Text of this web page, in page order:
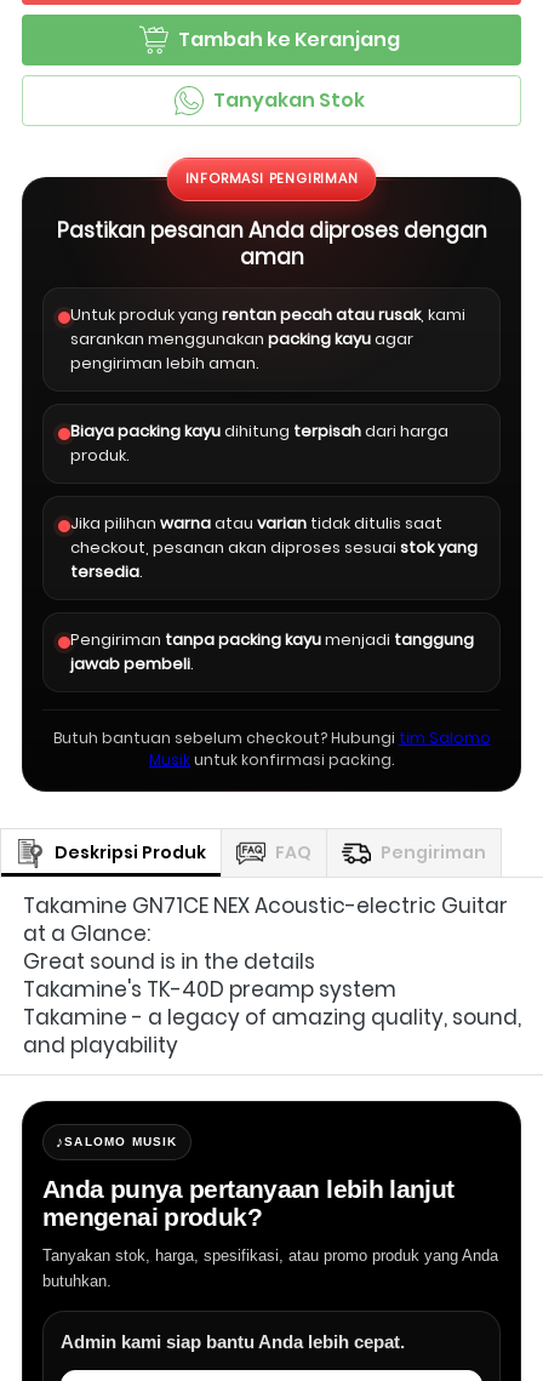
` Tambah ke Keranjang
` Tanyakan Stok
INFORMASI PENGIRIMAN
Pastikan pesanan Anda diproses dengan
aman
Untuk produk yang rentan pecah atau rusak, kami
sarankan menggunakan packing kayuagar
pengiriman lebih aman.
Biaya packing kayudihitung terpisahdari harga
produk.
Jika pilihan warnaatau varian tidak ditulis saat
checkout, pesanan akan diproses sesuai stok yang
tersedia.
Pengiriman tanpa packing kayumenjadi tanggung
jawab pembeli.
Butuh bantuan sebelum checkout? Hubungi tim Salomo
Musikuntuk konfirmasi packing.
Deskripsi Produk FAQ Pengiriman
Takamine GN71CE NEX Acoustic-electric Guitar
at a Glance:
Great sound is in the details
Takamine's TK-40D preamp system
Takamine - a legacy of amazing quality, sound,
and playability
♪SALOMO MUSIK
Anda punya pertanyaan lebih lanjut
mengenai produk?
Tanyakan stok, harga, spesifikasi, atau promo produk yang Anda
butuhkan.
Admin kami siap bantu Anda lebih cepat.